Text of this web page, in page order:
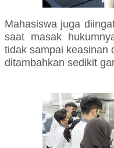
Mahasiswa juga
saat masak
tidak sampai keasinan
ditambahkan sedikit